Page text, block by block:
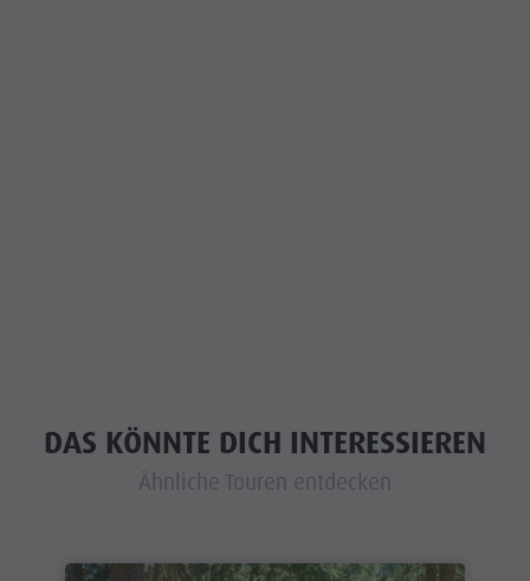
DAS KÖNNTE DICH INTERESSIEREN
Ähnliche Touren entdecken